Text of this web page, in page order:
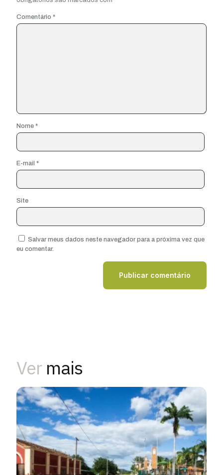
Comentário *
Nome *
E-mail *
Site
Salvar meus dados neste navegador para a próxima vez que
eu comentar.
Ver mais